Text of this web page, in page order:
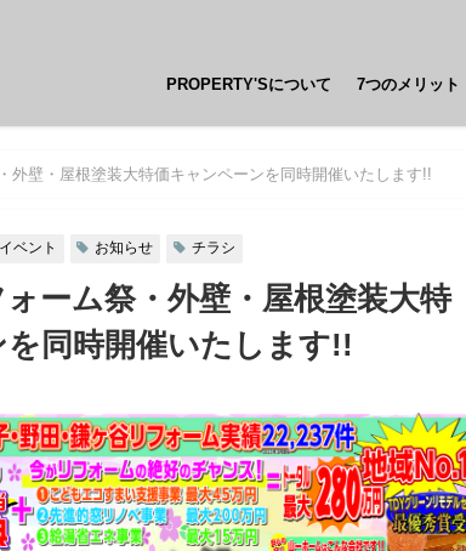
PROPERTY'Sについて 7つのメリット
外壁・屋根塗装大特価キャンペーンを同時開催いたします!!
イベント お知らせ チラシ
ーム祭・外壁・屋根塗装大特
同時開催いたします!!